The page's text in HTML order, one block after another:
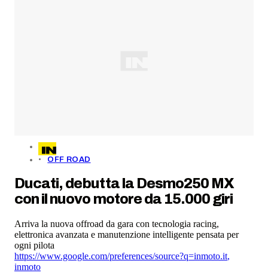
OFF ROAD
Ducati, debutta la Desmo250 MX
con il nuovo motore da 15.000 giri
Arriva la nuova offroad da gara con tecnologia racing,
elettronica avanzata e manutenzione intelligente pensata per
ogni pilota
https://www.google.com/preferences/source?q=inmoto.it,
inmoto